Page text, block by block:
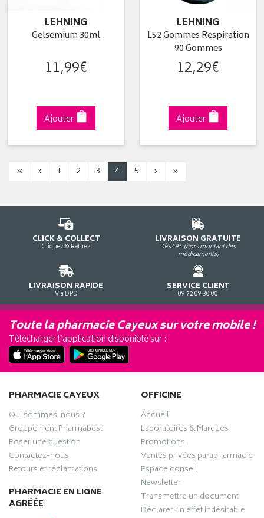
LEHNING
Gelsemium 30ml
11,99€
Ajouter
LEHNING
L52 Gommes Respiration
90 Gommes
12,29€
Ajouter
« ‹ 1 2 3 4 5 › »
CLICK & COLLECT
Cliquez & Retirez
LIVRAISON GRATUITE
Dès 49€ (hors montant des
médicaments)
LIVRAISON RAPIDE
Via DPD
SERVICE CLIENT
09 72 09 30 00
Toute la pharmacie Cayeux sur votre mobile !
Télécharger l’application disponible sur :
PHARMACIE CAYEUX
Qui sommes-nous ?
Groupement Pharmabest
Poser une question
Contactez-nous
Retours et réclamations
PHARMACIE EN LIGNE
AGRÉÉE
OFFICINE
Accueil
Laboratoires & Marques
Promotions
Ventes privées parapharmacie
Espace conseil
Newsletter
Transmettre un document
Déclarer un effet indésirable